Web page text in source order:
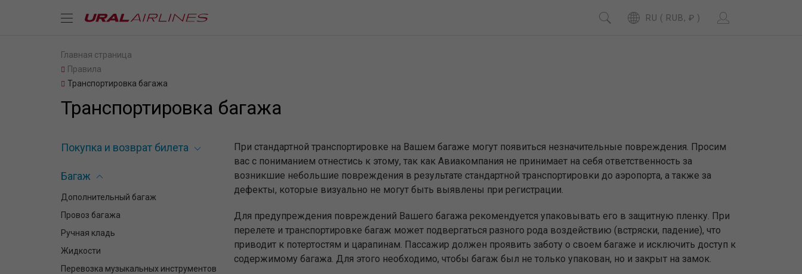
RU ( RUB, ₽ )
Главная страница
Правила
Транспортировка багажа
Транспортировка багажа
Покупка и возврат билета
Багаж
Дополнительный багаж
Провоз багажа
Ручная кладь
Жидкости
Перевозка музыкальных инструментов
При стандартной транспортировке на Вашем багаже могут появиться незначительные повреждения. Просим
вас с пониманием отнестись к этому, так как Авиакомпания не принимает на себя ответственность за
возникшие небольшие повреждения в результате стандартной транспортировки до аэропорта, а также за
дефекты, которые визуально не могут быть выявлены при регистрации.
Для предупреждения повреждений Вашего багажа рекомендуется упаковывать его в защитную пленку. При
перелете и транспортировке багаж может подвергаться разного рода воздействию (встряски, падение), что
приводит к потертостям и царапинам. Пассажир должен проявить заботу о своем багаже и исключить доступ к
содержимому багажа. Для этого необходимо, чтобы багаж был не только упакован, но и закрыт на замок.